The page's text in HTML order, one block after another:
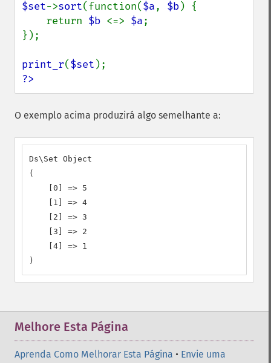
$set->sort(function($a, $b) {
    return
$b <=> $a;
});
print_r($set
?>
O exemplo acima produzirá algo semelhante a:
Ds\Set Object
(
    [0] => 5
    [1] => 4
    [2] => 3
    [3] => 2
    [4] => 1
)
Melhore Esta Página
Aprenda Como Melhorar Esta Página • Envie uma